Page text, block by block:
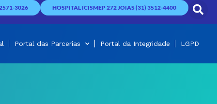
3026 HOSPITAL ICISMEP 272 JOIAS (31) 3512-4400
Portal das Parcerias Portal da Integridade LGPD